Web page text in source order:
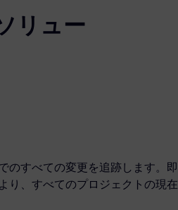
リュー
のすべての変更を追跡します。即
り、すべてのプロジェクトの現在